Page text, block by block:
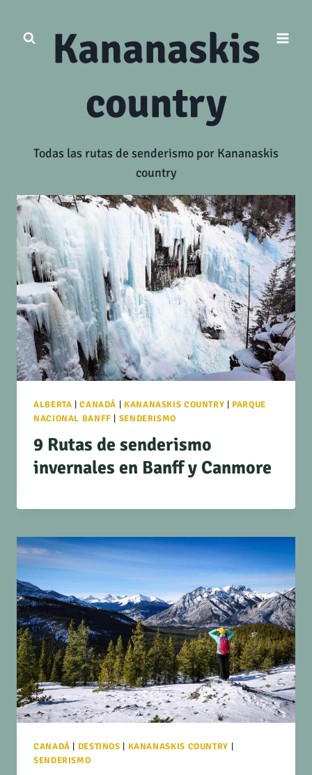
contenido
Kananaskis
country
Todas las rutas de senderismo por Kananaskis
country
ALBERTA |CANADÁ | KANANASKIS COUNTRY | PARQUE
NACIONAL BANFF | SENDERISMO
9 Rutas de senderismo
invernales en Banff y Canmore
CANADÁ | DESTINOS | KANANASKIS COUNTRY |
SENDERISMO